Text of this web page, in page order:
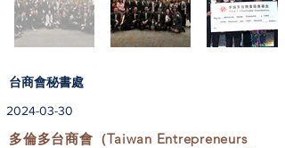
台商會秘書處
2024-03-30
多倫多台商會（Taiwan Entrepreneurs